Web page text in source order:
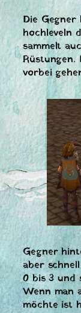
Die Gegner
hochleveln
sammelt
Rüstungen.
vorbei
Gegner
aber
0 bis 3 und
Wenn man
möchte ist